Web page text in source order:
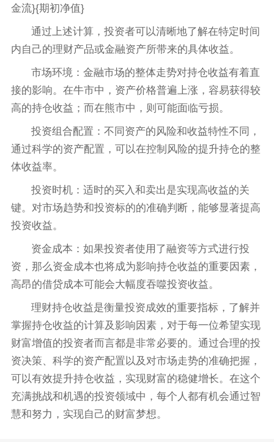
金流}{期初净值}
通过上述计算，投资者可以清晰地了解在特定时间
内自己的理财产品或金融资产所带来的具体收益。
市场环境：金融市场的整体走势对持仓收益有着直
接的影响。在牛市中，资产价格普遍上涨，容易获得较
高的持仓收益；而在熊市中，则可能面临亏损。
投资组合配置：不同资产的风险和收益特性不同，
通过科学的资产配置，可以在控制风险的提升持仓的整
体收益率。
投资时机：适时的买入和卖出是实现高收益的关
键。对市场趋势和投资标的的准确判断，能够显著提高
投资收益。
资金成本：如果投资者使用了融资等方式进行投
资，那么资金成本也将成为影响持仓收益的重要因素，
高昂的借贷成本可能会大幅度吞噬投资收益。
理财持仓收益是衡量投资成效的重要指标，了解并
掌握持仓收益的计算及影响因素，对于每一位希望实现
财富增值的投资者而言都是非常必要的。通过合理的投
资决策、科学的资产配置以及对市场走势的准确把握，
可以有效提升持仓收益，实现财富的稳健增长。在这个
充满挑战和机遇的投资领域中，每个人都有机会通过智
慧和努力，实现自己的财富梦想。